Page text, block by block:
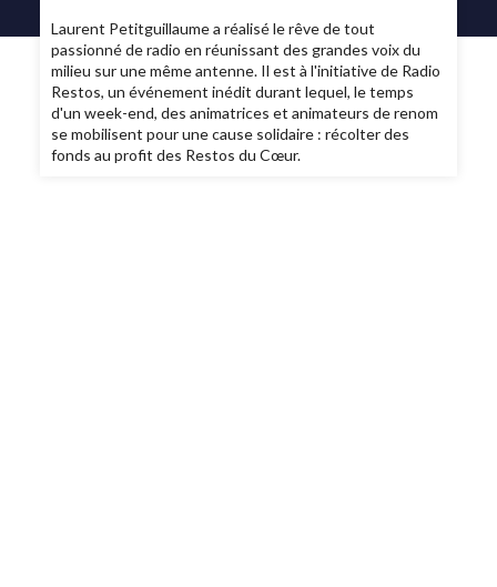
Laurent Petitguillaume a réalisé le rêve de tout
passionné de radio en réunissant des grandes voix du
milieu sur une même antenne. Il est à l'initiative de Radio
Restos, un événement inédit durant lequel, le temps
d'un week-end, des animatrices et animateurs de renom
se mobilisent pour une cause solidaire : récolter des
fonds au profit des Restos du Cœur.